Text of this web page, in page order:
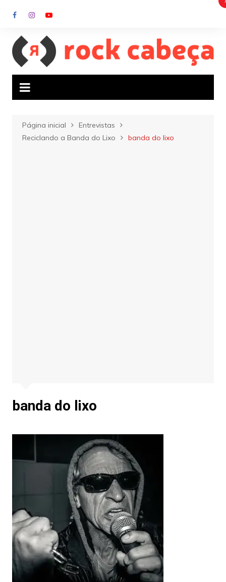
para
conteúdo
Página inicial
Entrevistas
Reciclando a Banda do Lixo
banda do lixo
banda do lixo